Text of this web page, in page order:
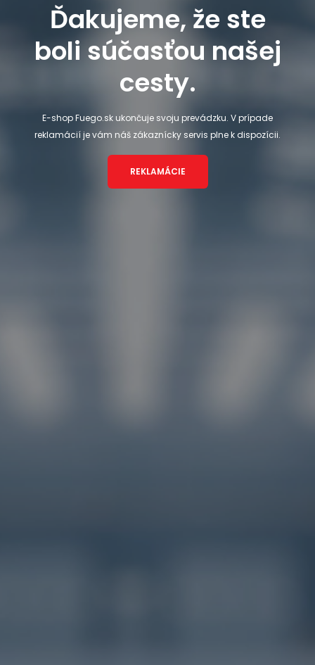
Ďakujeme, že ste
boli súčasťou našej
cesty.
E-shop Fuego.sk ukončuje svoju prevádzku. V prípade
reklamácií je vám náš zákaznícky servis plne k dispozícii.
REKLAMÁCIE